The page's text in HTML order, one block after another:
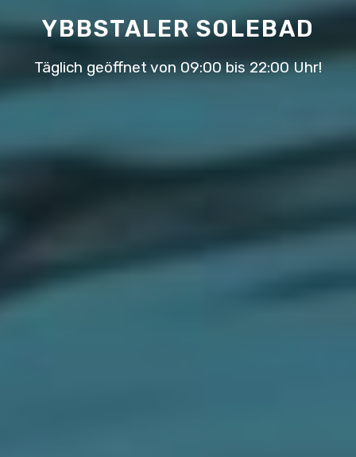
YBBSTALER SOLEBAD
Täglich geöffnet von 09:00 bis 22:00 Uhr!